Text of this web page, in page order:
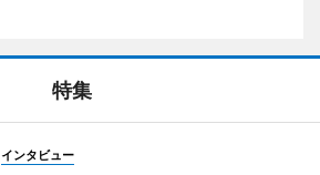
特集
インタビュー